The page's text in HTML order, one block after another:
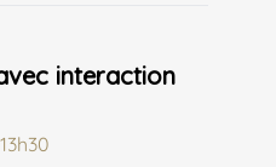
interaction